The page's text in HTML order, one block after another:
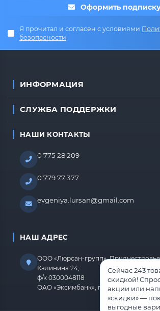
Оформить
Я прочитал и согласен с условиями
безопасности
ИНФОРМАЦИЯ
СЛУЖБА ПОДДЕРЖКИ
НАШИ КОНТАКТЫ
0 775 28 209
0 779 77 377
evgeniya.lursan@gmail.com
НАШ АДРЕС
ООО «Люрсан-групп»,
Калинина 24,
ф/к 0300048118
ОАО «Эксимбанк», г.Бендеры, р/с
Сейчас 243
скидкой!
акции или
«скидки» —
выгодные